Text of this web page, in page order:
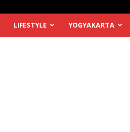
LIFESTYLE YOGYAKARTA